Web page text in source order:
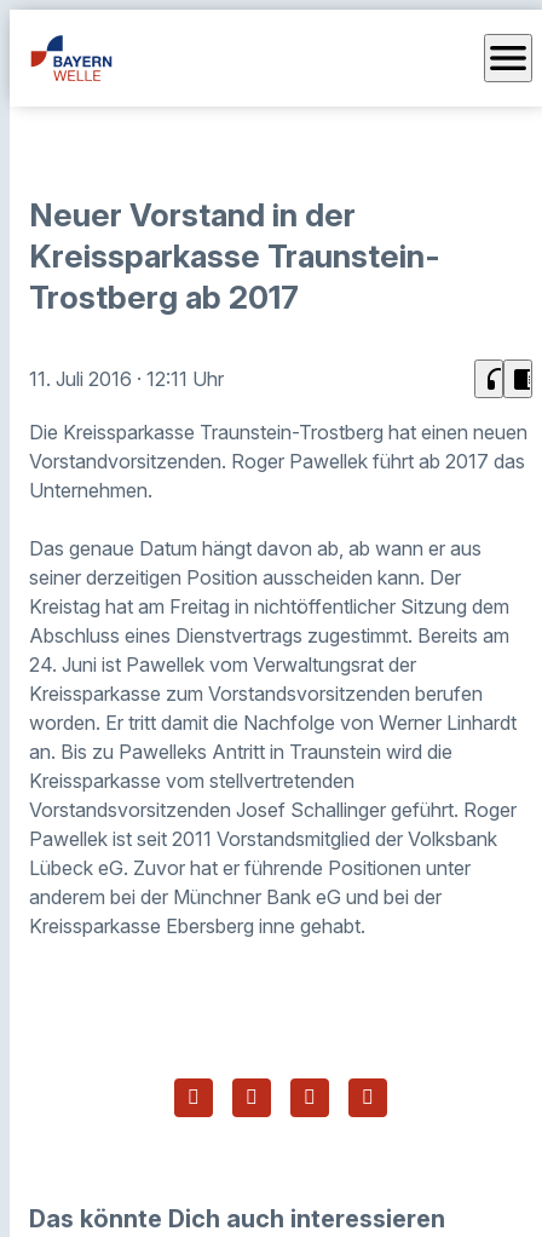
menu
Neuer Vorstand in der
Kreissparkasse Traunstein-
Trostberg ab 2017
11. Juli 2016 · 12:11 Uhr headphones chrome_reader_mode
Die Kreissparkasse Traunstein-Trostberg hat einen neuen
Vorstandvorsitzenden. Roger Pawellek führt ab 2017 das
Unternehmen.
Das genaue Datum hängt davon ab, ab wann er aus
seiner derzeitigen Position ausscheiden kann. Der
Kreistag hat am Freitag in nichtöffentlicher Sitzung dem
Abschluss eines Dienstvertrags zugestimmt. Bereits am
24. Juni ist Pawellek vom Verwaltungsrat der
Kreissparkasse zum Vorstandsvorsitzenden berufen
worden. Er tritt damit die Nachfolge von Werner Linhardt
an. Bis zu Pawelleks Antritt in Traunstein wird die
Kreissparkasse vom stellvertretenden
Vorstandsvorsitzenden Josef Schallinger geführt. Roger
Pawellek ist seit 2011 Vorstandsmitglied der Volksbank
Lübeck eG. Zuvor hat er führende Positionen unter
anderem bei der Münchner Bank eG und bei der
Kreissparkasse Ebersberg inne gehabt.
Das könnte Dich auch interessieren